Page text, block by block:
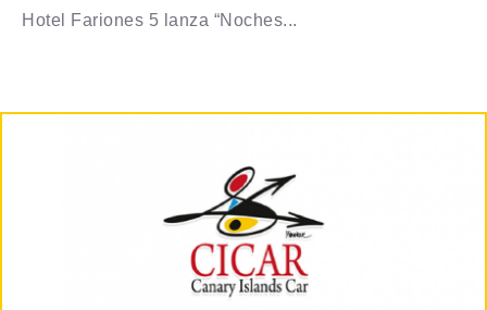
Hotel Fariones 5 lanza “Noches...